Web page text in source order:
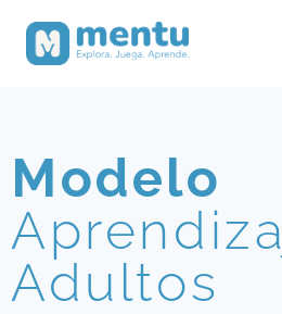
Modelo
Adultos